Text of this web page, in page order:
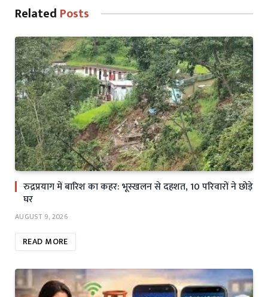
Related Posts
रुद्रप्रयाग में बारिश का कहर: भूस्खलन से दहशत, 10 परिवारों ने छोड़े
घर
AUGUST 9, 2026
READ MORE